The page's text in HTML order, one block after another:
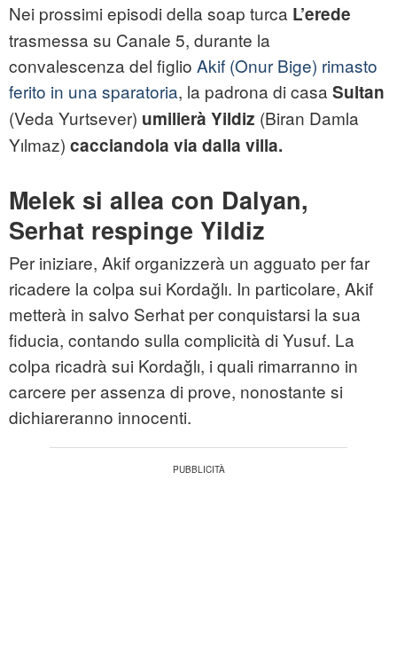
Nei prossimi episodi della soap turca L’erede
trasmessa su Canale 5, durante la
convalescenza del figlio Akif (Onur Bige) rimasto
ferito in una sparatoria, la padrona di casa Sultan
(Veda Yurtsever) umilierà Yildiz (Biran Damla
Yılmaz) cacciandola via dalla villa.
Melek si allea con Dalyan,
Serhat respinge Yildiz
Per iniziare, Akif organizzerà un agguato per far
ricadere la colpa sui Kordağlı. In particolare, Akif
metterà in salvo Serhat per conquistarsi la sua
fiducia, contando sulla complicità di Yusuf. La
colpa ricadrà sui Kordağlı, i quali rimarranno in
carcere per assenza di prove, nonostante si
dichiareranno innocenti.